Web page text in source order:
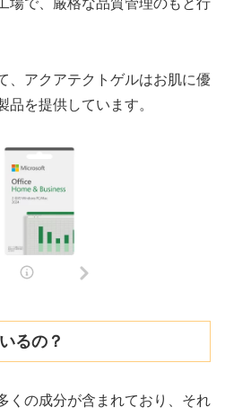
、アクアテクトゲルはお肌に優
品を提供しています。
るの？
くの成分が含まれており、それ